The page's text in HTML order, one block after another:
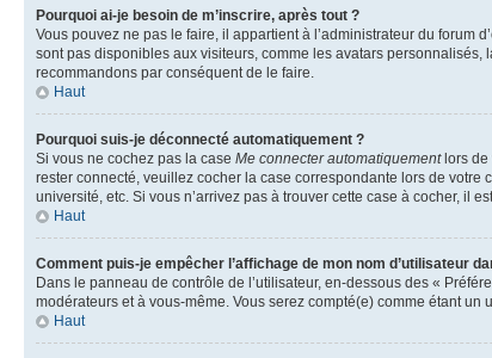
Pourquoi ai-je besoin de m’inscrire, après tout ?
Vous pouvez ne pas le faire, il appartient à l’administrateur du forum
sont pas disponibles aux visiteurs, comme les avatars personnalisés,
recommandons par conséquent de le faire.
Haut
Pourquoi suis-je déconnecté automatiquement ?
Si vous ne cochez pas la case Me connecter automatiquementlors de
rester connecté, veuillez cocher la case correspondante lors de votre
université, etc. Si vous n’arrivez pas à trouver cette case à cocher, il
Haut
Comment puis-je empêcher l’affichage de mon nom d’utilisateur
Dans le panneau de contrôle de l’utilisateur, en-dessous des «
modérateurs et à vous-même. Vous serez compté(e) comme étant un
Haut